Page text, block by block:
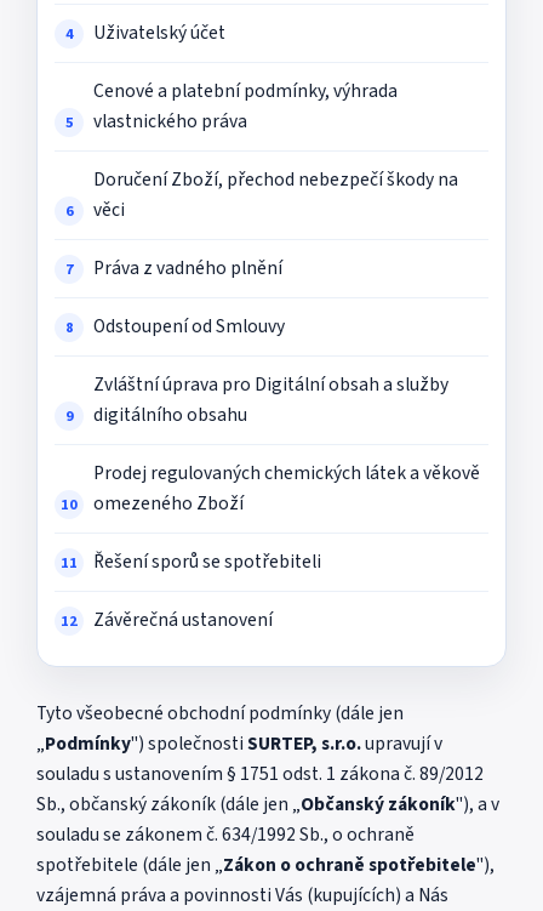
Uživatelský účet
Cenové a platební podmínky, výhrada
vlastnického práva
Doručení Zboží, přechod nebezpečí škody na
věci
Práva z vadného plnění
Odstoupení od Smlouvy
Zvláštní úprava pro Digitální obsah a služby
digitálního obsahu
Prodej regulovaných chemických látek a věkově
omezeného Zboží
Řešení sporů se spotřebiteli
Závěrečná ustanovení
Tyto všeobecné obchodní podmínky (dále jen
„Podmínky") společnostiSURTEP, s.r.o.upravují v
souladu s ustanovením § 1751 odst. 1 zákona č. 89/2012
Sb., občanský zákoník (dále jen „Občanský zákoník"), a v
souladu se zákonem č. 634/1992 Sb., o ochraně
spotřebitele (dále jen „Zákon o ochraně spotřebitele"),
vzájemná práva a povinnosti Vás (kupujících) a Nás